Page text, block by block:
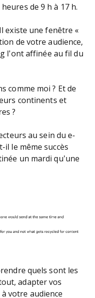
de 9 h à 17 h.
Il existe une fenêtre «
de votre audience,
l’ont affinée au fil du
comme moi ? Et de
continents et
?
au sein du e-
il le même succès
un mardi qu’une
quels sont les
adapter vos
votre audience